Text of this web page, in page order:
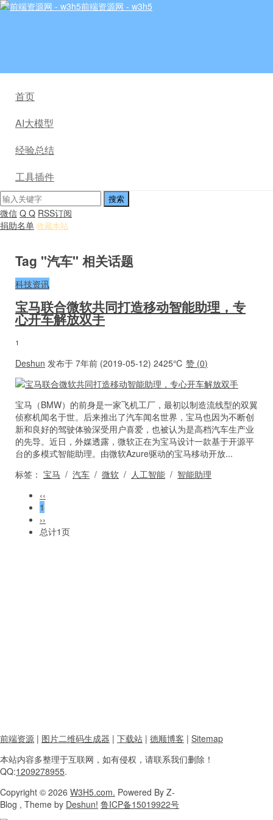
前端资源网 - w3h5
首页
AI大模型
经验总结
工具插件
微信 Q Q RSS订阅
捐助名单 收藏本站
Tag "汽车" 相关话题
科技资讯
宝马联合微软共同打造移动智能助理，专
心开车解放双手
1
Deshun 发布于 7年前 (2019-05-12) 2425℃ 赞 (0)
宝马（BMW）的前身是一家飞机工厂，最初以制造流线型的双翼
侦察机闻名于世。后来推出了汽车闻名世界，宝马也因为不断创
新和良好的驾驶体验深受用户喜爱，也被认为是高档汽车生产业
的先导。近日，外媒透露，微软正在为宝马设计一款基于开源平
台的多模式智能助理。由微软Azure驱动的宝马移动开放...
标签： 宝马 / 汽车 / 微软 / 人工智能 / 智能助理
‹‹
1
››
总计1页
前端资源 | 图片二维码生成器 | 下载站 | 德顺博客 | Sitemap
本站内容多整理于互联网， 如有侵权，请联系我们删除！
QQ:1209278955.
Copyright © 2026 W3H5.com. Powered By Z-
Blog , Theme by Deshun! 鲁ICP备15019922号